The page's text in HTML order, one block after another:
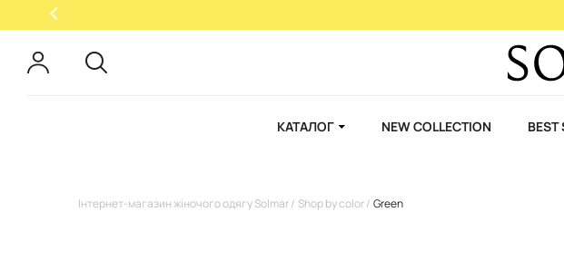
При купівлі
КАТАЛОГ NEW COLLECTION BEST
Інтернет-магазин жіночого одягу Solmar Shop by color Green